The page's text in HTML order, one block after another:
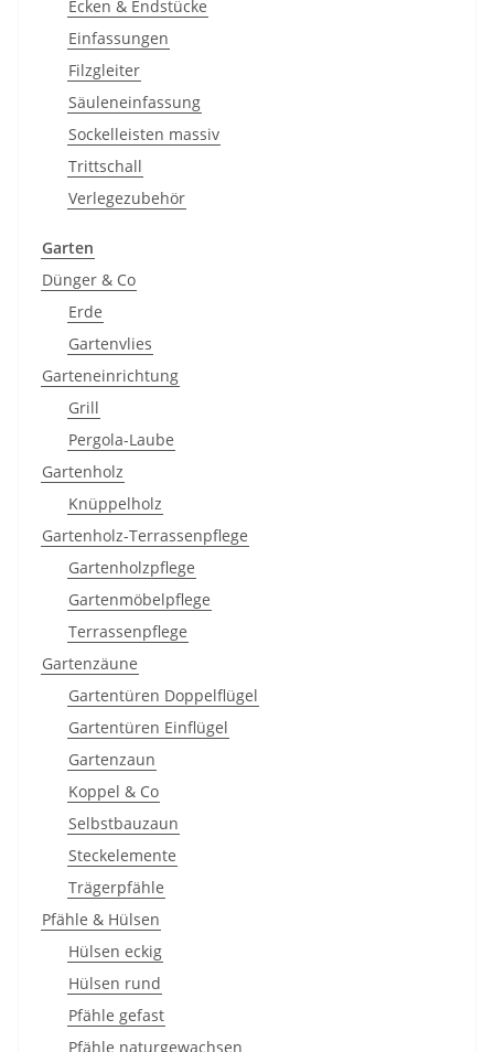
Ecken & Endstücke
Einfassungen
Filzgleiter
Säuleneinfassung
Sockelleisten massiv
Trittschall
Verlegezubehör
Garten
Dünger & Co
Erde
Gartenvlies
Garteneinrichtung
Grill
Pergola-Laube
Gartenholz
Knüppelholz
Gartenholz-Terrassenpflege
Gartenholzpflege
Gartenmöbelpflege
Terrassenpflege
Gartenzäune
Gartentüren Doppelflügel
Gartentüren Einflügel
Gartenzaun
Koppel & Co
Selbstbauzaun
Steckelemente
Trägerpfähle
Pfähle & Hülsen
Hülsen eckig
Hülsen rund
Pfähle gefast
Pfähle naturgewachsen